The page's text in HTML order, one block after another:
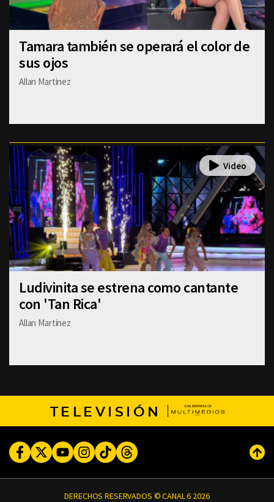
Tamara también se operará el color de
sus ojos
Allan Martinez
Ludivinita se estrena como cantante
con 'Tan Rica'
Allan Martinez
TELEVISIÓN
FacebookTwitterYoutubeInstagram
TikTokThreads
DERECHOS RESERVADOS © CANAL 6 2026